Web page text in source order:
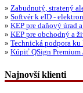
» Zabudnutý, stratený
» Softvér k eID -
» KEP pre daňový úrad
» KEP pre obchodný a
» Technická podpora ku
» Kúpiť QSign Premium
Najnovší klienti